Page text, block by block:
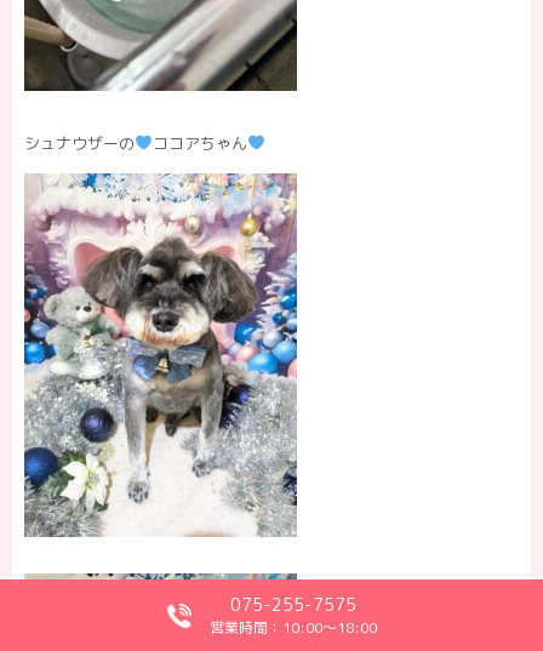
シュナウザーの ココアちゃん
075-255-7575
営業時間：10:00～18:00